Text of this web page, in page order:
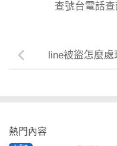
查號台電話
line被盜怎麼
熱門內容